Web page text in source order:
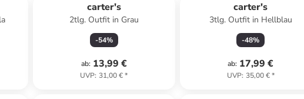
carter's
2tlg. Outfit in Grau
-54%
ab: 13,99 €
UVP: 31,00 €*
carter's
3tlg. Outfit in Hellblau
-48%
ab: 17,99 €
UVP: 35,00 €*